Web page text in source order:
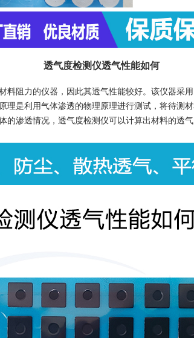
透气度检测仪透气性能如何
阻力的仪器，因此其透气性能较好。该仪器采
理是利用气体渗透的物理原理进行测试，将待测
的渗透情况，透气度检测仪可以计算出材料的透